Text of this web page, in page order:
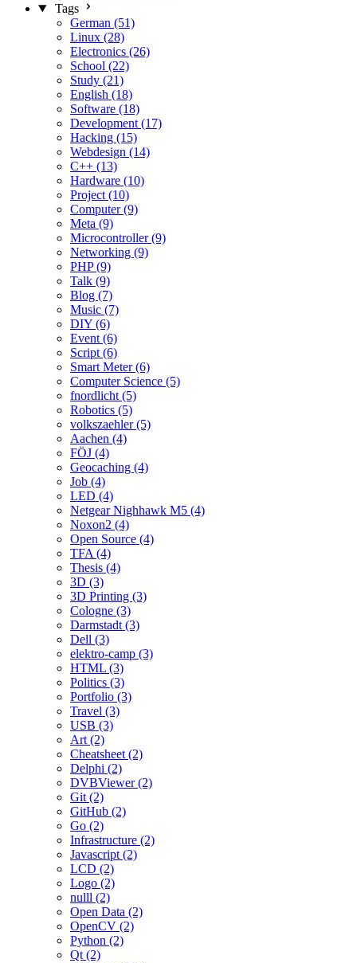
Tags
German (51)
Linux (28)
Electronics (26)
School (22)
Study (21)
English (18)
Software (18)
Development (17)
Hacking (15)
Webdesign (14)
C++ (13)
Hardware (10)
Project (10)
Computer (9)
Meta (9)
Microcontroller (9)
Networking (9)
PHP (9)
Talk (9)
Blog (7)
Music (7)
DIY (6)
Event (6)
Script (6)
Smart Meter (6)
Computer Science (5)
fnordlicht (5)
Robotics (5)
volkszaehler (5)
Aachen (4)
FÖJ (4)
Geocaching (4)
Job (4)
LED (4)
Netgear Nighhawk M5 (4)
Noxon2 (4)
Open Source (4)
TFA (4)
Thesis (4)
3D (3)
3D Printing (3)
Cologne (3)
Darmstadt (3)
Dell (3)
elektro-camp (3)
HTML (3)
Politics (3)
Portfolio (3)
Travel (3)
USB (3)
Art (2)
Cheatsheet (2)
Delphi (2)
DVBViewer (2)
Git (2)
GitHub (2)
Go (2)
Infrastructure (2)
Javascript (2)
LCD (2)
Logo (2)
nulll (2)
Open Data (2)
OpenCV (2)
Python (2)
Qt (2)